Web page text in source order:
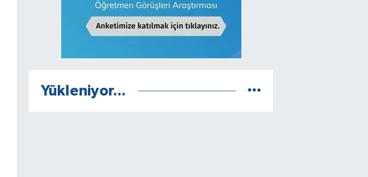
Yükleniyor...